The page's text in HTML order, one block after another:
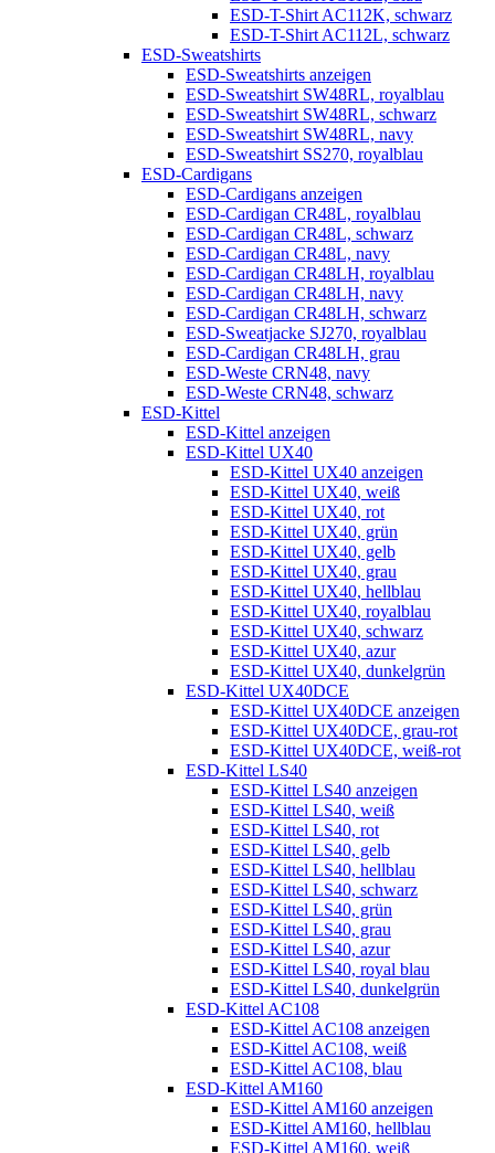
ESD-T-Shirt AC112K, schwarz
ESD-T-Shirt AC112L, schwarz
ESD-Sweatshirts
ESD-Sweatshirts anzeigen
ESD-Sweatshirt SW48RL, royalblau
ESD-Sweatshirt SW48RL, schwarz
ESD-Sweatshirt SW48RL, navy
ESD-Sweatshirt SS270, royalblau
ESD-Cardigans
ESD-Cardigans anzeigen
ESD-Cardigan CR48L, royalblau
ESD-Cardigan CR48L, schwarz
ESD-Cardigan CR48L, navy
ESD-Cardigan CR48LH, royalblau
ESD-Cardigan CR48LH, navy
ESD-Cardigan CR48LH, schwarz
ESD-Sweatjacke SJ270, royalblau
ESD-Cardigan CR48LH, grau
ESD-Weste CRN48, navy
ESD-Weste CRN48, schwarz
ESD-Kittel
ESD-Kittel anzeigen
ESD-Kittel UX40
ESD-Kittel UX40 anzeigen
ESD-Kittel UX40, weiß
ESD-Kittel UX40, rot
ESD-Kittel UX40, grün
ESD-Kittel UX40, gelb
ESD-Kittel UX40, grau
ESD-Kittel UX40, hellblau
ESD-Kittel UX40, royalblau
ESD-Kittel UX40, schwarz
ESD-Kittel UX40, azur
ESD-Kittel UX40, dunkelgrün
ESD-Kittel UX40DCE
ESD-Kittel UX40DCE anzeigen
ESD-Kittel UX40DCE, grau-rot
ESD-Kittel UX40DCE, weiß-rot
ESD-Kittel LS40
ESD-Kittel LS40 anzeigen
ESD-Kittel LS40, weiß
ESD-Kittel LS40, rot
ESD-Kittel LS40, gelb
ESD-Kittel LS40, hellblau
ESD-Kittel LS40, schwarz
ESD-Kittel LS40, grün
ESD-Kittel LS40, grau
ESD-Kittel LS40, azur
ESD-Kittel LS40, royal blau
ESD-Kittel LS40, dunkelgrün
ESD-Kittel AC108
ESD-Kittel AC108 anzeigen
ESD-Kittel AC108, weiß
ESD-Kittel AC108, blau
ESD-Kittel AM160
ESD-Kittel AM160 anzeigen
ESD-Kittel AM160, hellblau
ESD-Kittel AM160, weiß